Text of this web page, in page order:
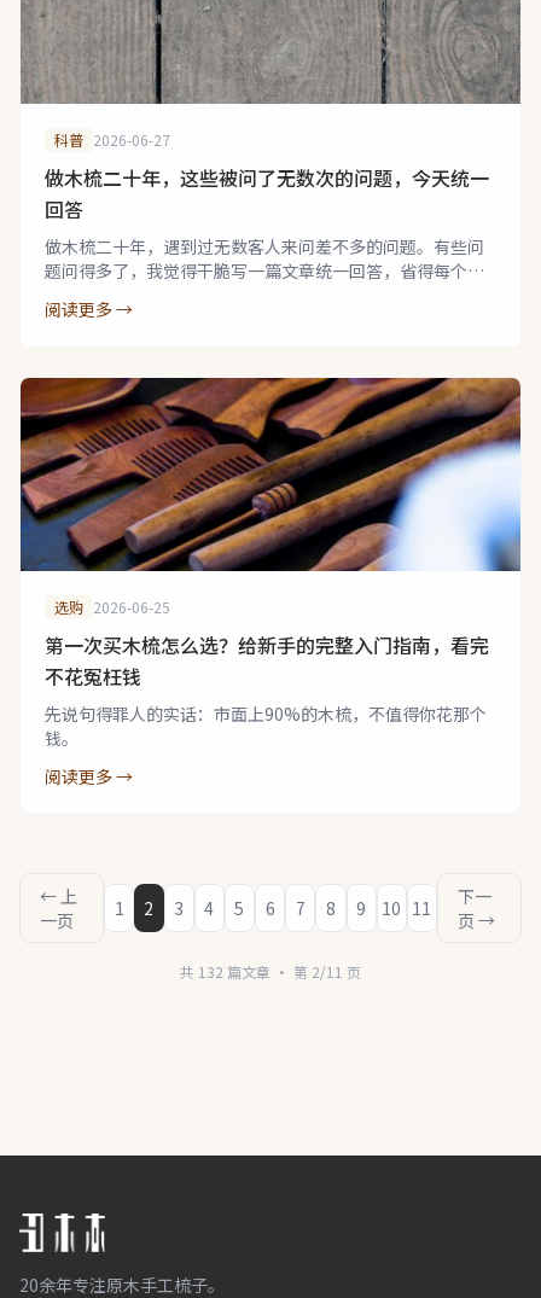
科普 2026-06-27
做木梳二十年，这些被问了无数次的问题，今天统一
回答
做木梳二十年，遇到过无数客人来问差不多的问题。有些问
题问得多了，我觉得干脆写一篇文章统一回答，省得每个人
阅读更多 →
选购 2026-06-25
第一次买木梳怎么选？给新手的完整入门指南，看完
不花冤枉钱
先说句得罪人的实话：市面上90%的木梳，不值得你花那个
钱。
阅读更多 →
← 上
一页
1 2 3 4 5 6 7 8 9 10 11
下一
页 →
共 132 篇文章 · 第 2/11 页
20余年专注原木手工梳子。